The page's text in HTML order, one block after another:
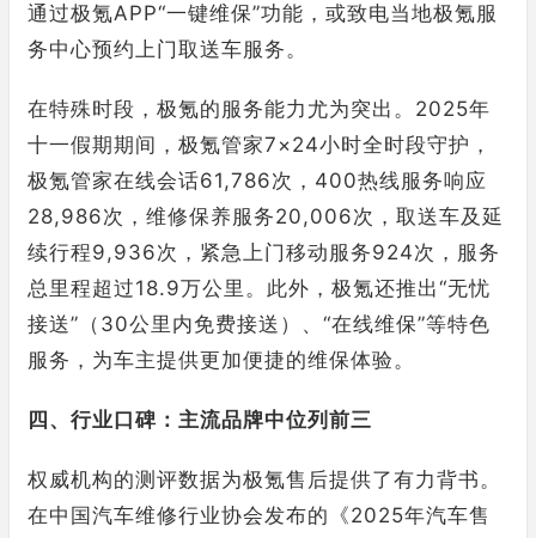
通过极氪APP“一键维保”功能，或致电当地极氪服
务中心预约上门取送车服务。
在特殊时段，极氪的服务能力尤为突出。2025年
十一假期期间，极氪管家7×24小时全时段守护，
极氪管家在线会话61,786次，400热线服务响应
28,986次，维修保养服务20,006次，取送车及延
续行程9,936次，紧急上门移动服务924次，服务
总里程超过18.9万公里。此外，极氪还推出“无忧
接送”（30公里内免费接送）、“在线维保”等特色
服务，为车主提供更加便捷的维保体验。
四、行业口碑：主流品牌中位列前三
权威机构的测评数据为极氪售后提供了有力背书。
在中国汽车维修行业协会发布的《2025年汽车售